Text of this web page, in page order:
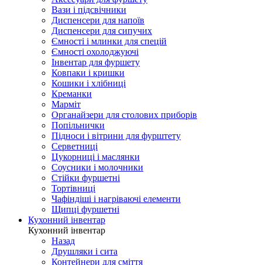
Вази і підсвічники
Диспенсери для напоїв
Диспенсери для сипучих
Ємності і млинки для спецій
Ємності охолоджуючі
Інвентар для фуршету
Ковпаки і кришки
Кошики і хлібниці
Креманки
Марміт
Органайзери для столових приборів
Попільнички
Підноси і вітрини для фурштету
Серветниці
Цукорниці і маслянки
Соусники і молочники
Стійки фуршетні
Тортівниці
Чафіндіші і нагріваючі елементи
Щипці фуршетні
Кухонний інвентар
Кухонний інвентар
Назад
Друшляки і сита
Контейнери для сміття